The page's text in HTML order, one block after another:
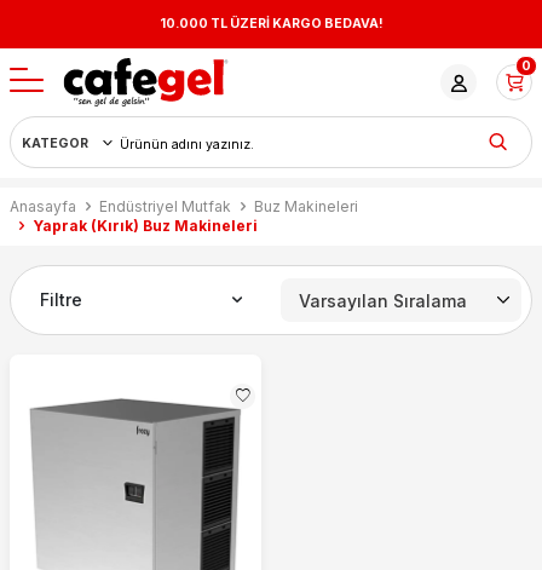
10.000 TL ÜZERİ KARGO BEDAVA!
0
Anasayfa Endüstriyel Mutfak
Buz Makineleri
Yaprak (Kırık) Buz Makineleri
Filtre